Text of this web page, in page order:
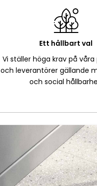
Ett hållbart val
Vi ställer höga krav på
och leverantörer gällande
och social